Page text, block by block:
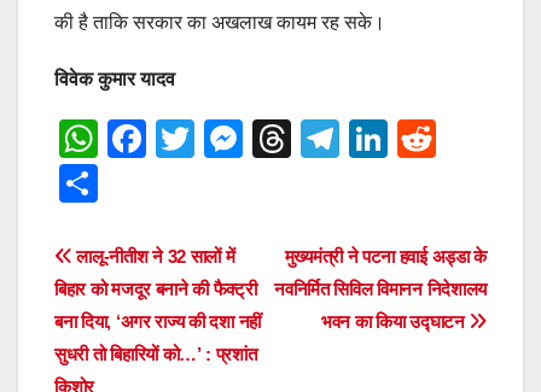
की है ताकि सरकार का अखलाख कायम रह सके।
विवेक कुमार यादव
W
s
A
p
p
F
e
b
o
o
T
er
M
n
g
er
T
a
d
T
gr
a
m
Li
e
dI
n
di
t
ar
e
Post
navigation
मुख्यमंत्री ने पटना हवाई अड्डा के
नवनिर्मित सिविल विमानन निदेशालय
भवन का किया उद्घाटन
लालू-नीतीश ने 32 सालों में
बिहार को मजदूर बनाने की फैक्ट्री
बना दिया, ‘अगर राज्य की दशा नहीं
सुधरी तो बिहारियों को…’ : प्रशांत
किशोर